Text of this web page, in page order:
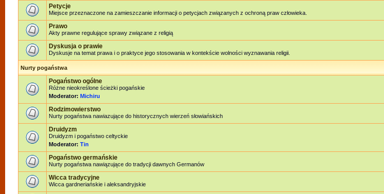
Petycje
Miejsce przeznaczone na zamieszczanie informacji o petycjach związanych z ochroną praw człowieka.
Prawo
Akty prawne regulujące sprawy związane z religią
Dyskusja o prawie
Dyskusje na temat prawa i o praktyce jego stosowania w kontekście wolności wyznawania religii.
Nurty pogaństwa
Pogaństwo ogólne
Różne nieokreślone ścieżki pogańskie
Moderator: Michiru
Rodzimowierstwo
Nurty pogaństwa nawiazujące do historycznych wierzeń słowiańskich
Druidyzm
Druidyzm i pogaństwo celtyckie
Moderator: Tin
Pogaństwo germańskie
Nurty pogaństwa nawiązujące do tradycji dawnych Germanów
Wicca tradycyjne
Wicca gardneriańskie i aleksandryjskie